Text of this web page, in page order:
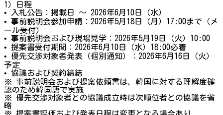
1）日程
• 入札公告：掲載日 ～ 2026年6月10日（水）
• 事前説明会参加申請：2026年5月18日（月）17:00まで（メ
ール受付）
• 事前説明会および現場見学：2026年5月19日（火）10:00
• 提案書受付期間：2026年6月10日（水）18:00必着
• 優先交渉対象者発表（個別通知）：2026年6月16日（火）
予定
• 協議および契約締結
※ 事前説明会および提案依頼書は、韓国に対する理解度確
認のため韓国語で実施
※ 優先交渉対象者との協議成立時は次順位者との協議を省
略